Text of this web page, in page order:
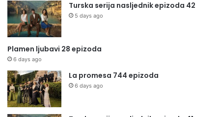
Turska serija nasljednik epizoda 42
5 days ago
Plamen ljubavi 28 epizoda
6 days ago
La promesa 744 epizoda
6 days ago